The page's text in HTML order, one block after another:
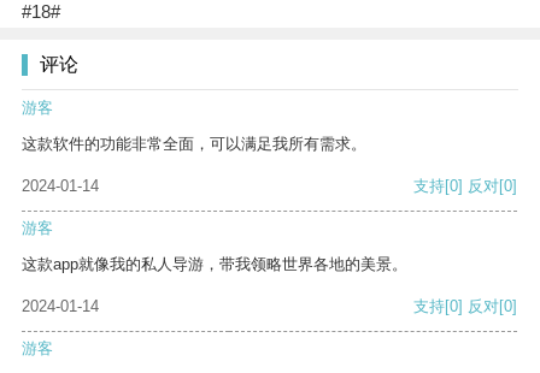
#18#
评论
游客
这款软件的功能非常全面，可以满足我所有需求。
2024-01-14 支持[0] 反对[0]
游客
这款app就像我的私人导游，带我领略世界各地的美景。
2024-01-14 支持[0] 反对[0]
游客